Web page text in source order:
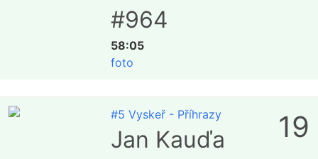
#964
58:05
foto
#5 Vyskeř - Příhrazy
Jan Kauďa
19